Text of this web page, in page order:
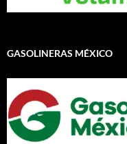
GASOLINERAS MÉXICO